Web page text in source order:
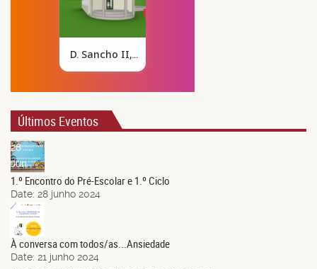
Últimos Eventos
28
Jun.
1.º Encontro do Pré-Escolar e 1.º Ciclo
Date: 28 junho 2024
21
Jun.
À conversa com todos/as...Ansiedade
Date: 21 junho 2024